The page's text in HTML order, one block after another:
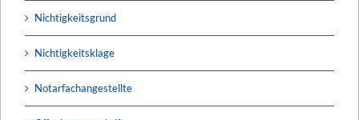
Nichtigkeitsgrund
Nichtigkeitsklage
Notarfachangestellte